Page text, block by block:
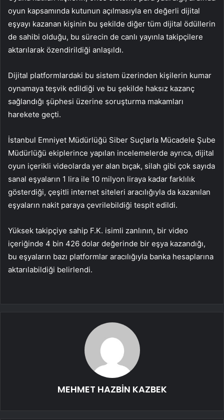
oyun kapsamında kutunun açılmasıyla en değerli dijital
eşyayı kazanan kişinin bu şekilde diğer tüm dijital ödüllerin
de sahibi olduğu, bu sürecin de canlı yayınla takipçilere
aktarılarak özendirildiği anlaşıldı.
Dijital platformlardaki bu sistem üzerinden kişilerin kumar
oynamaya teşvik edildiği ve bu şekilde haksız kazanç
sağlandığı şüphesi üzerine soruşturma makamları
harekete geçti.
İstanbul Emniyet Müdürlüğü Siber Suçlarla Mücadele Şube
Müdürlüğü ekiplerince yapılan incelemelerde ayrıca, dijital
oyun içerikli videolarda yer alan bıçak, silah gibi çok sayıda
sanal eşyaların 1 lira ile 10 milyon liraya kadar farklılık
gösterdiği, çeşitli internet siteleri aracılığıyla da kazanılan
eşyaların nakit paraya çevrilebildiği tespit edildi.
Yüksek takipçiye sahip F.K. isimli zanlının, bir video
içeriğinde 4 bin 426 dolar değerinde bir eşya kazandığı,
bu eşyaların bazı platformlar aracılığıyla banka hesaplarına
aktarılabildiği belirlendi.
MEHMET HAZBİN KAZBEK